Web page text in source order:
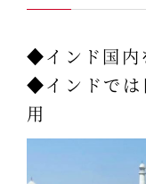
◆インド国内
◆インドでは
用